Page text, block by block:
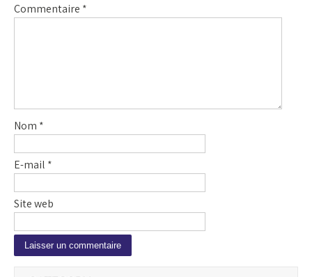
Commentaire *
Nom *
E-mail *
Site web